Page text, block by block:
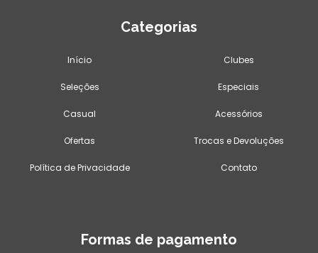
Categorias
Início Clubes
Seleções Especiais
Casual Acessórios
Ofertas Trocas e Devoluções
Política de Privacidade Contato
Formas de pagamento